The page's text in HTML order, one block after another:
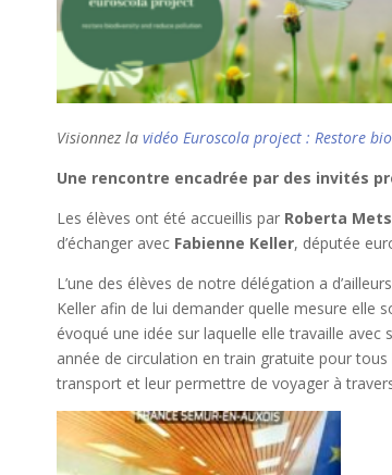
Visionnez la vidéo Euroscola project : Restore
Une rencontre encadrée par des invités
Les élèves ont été accueillis par Roberta
d’échanger avec Fabienne Keller, députée
L’une des élèves de notre délégation a
Keller afin de lui demander quelle mesure elle
évoqué une idée sur laquelle elle travaille
année de circulation en train gratuite pour
transport et leur permettre de voyager à travers